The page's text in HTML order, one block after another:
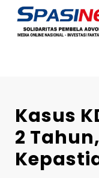
Kasus
2